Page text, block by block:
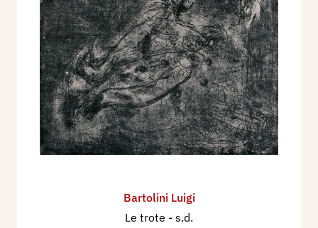
Bartolini Luigi
Le trote - s.d.